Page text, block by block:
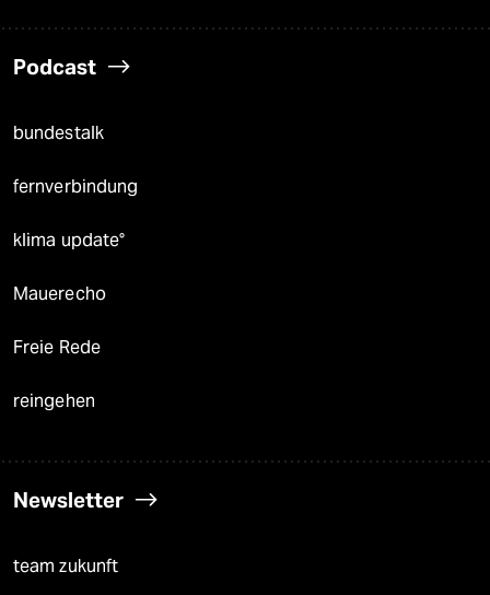
Podcast
bundestalk
fernverbindung
klima update°
Mauerecho
Freie Rede
reingehen
Newsletter
team zukunft